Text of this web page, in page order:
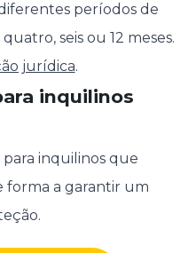
períodos de
seis ou 12 meses.
jurídica.
inquilinos
inquilinos que
forma a garantir um